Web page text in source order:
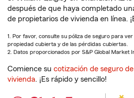
después de que haya completado
de propietarios de vivienda en línea.
1. Por favor, consulte su póliza de seguro para
propiedad cubierta y de las pérdidas cubiertas.
2. Datos proporcionados por S&P Global Market
Comience su cotización de seguro
vivienda. ¡Es rápido y sencillo!